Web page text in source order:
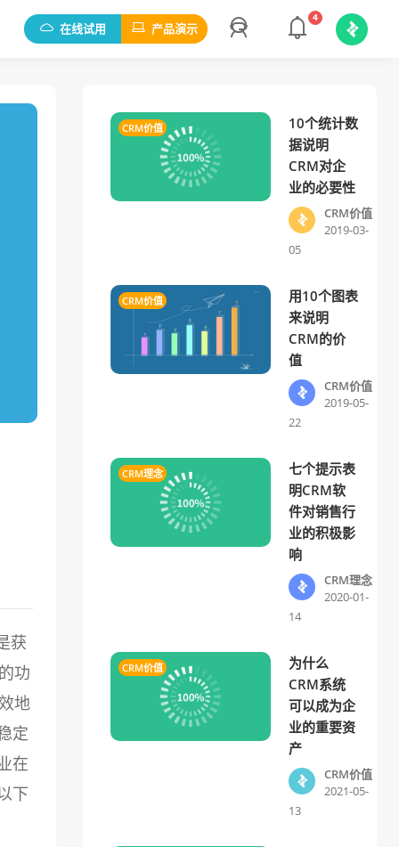
在线试用 产品演示
4
获
功
地
定
在
下
CRM价值
10个统计数
据说明
CRM对企
业的必要性
CRM价值
2019-03-
05
CRM价值
用10个图表
来说明
CRM的价
值
CRM价值
2019-05-
22
CRM理念
七个提示表
明CRM软
件对销售行
业的积极影
响
CRM理念
2020-01-
14
CRM价值
为什么
CRM系统
可以成为企
业的重要资
产
CRM价值
2021-05-
13